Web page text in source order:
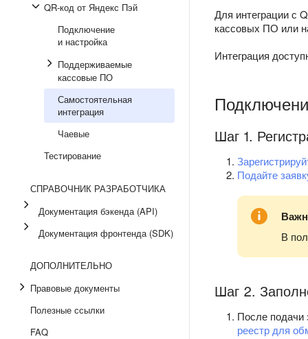
QR‑код от Яндекс Пэй
Подключение
и настройка
Поддерживаемые
кассовые ПО
Самостоятельная
интеграция
Чаевые
Тестирование
СПРАВОЧНИК РАЗРАБОТЧИКА
Документация бэкенда (API)
Документация фронтенда (SDK)
ДОПОЛНИТЕЛЬНО
Правовые документы
Полезные ссылки
FAQ
Для интеграции с
кассовых ПО или
Интеграция
Шаг 1.
Подайте
В
Шаг 2.
После подачи
реестр для